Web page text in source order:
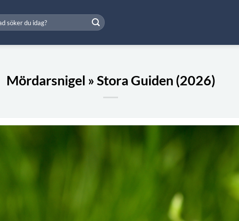
Mördarsnigel » Stora Guiden (2026)